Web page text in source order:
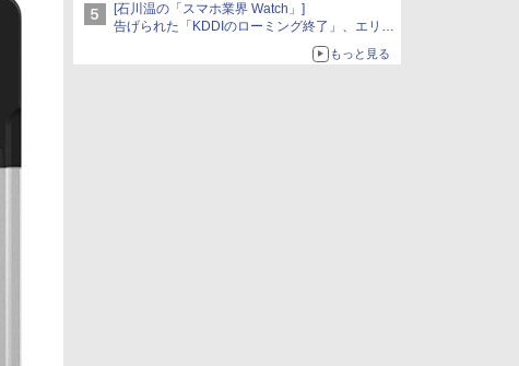
[石川温の「スマホ業界 Watch」]
告げられた「KDDIのローミング終了」、エリア
マップの落とし穴と楽天モバイルの課題
もっと見る